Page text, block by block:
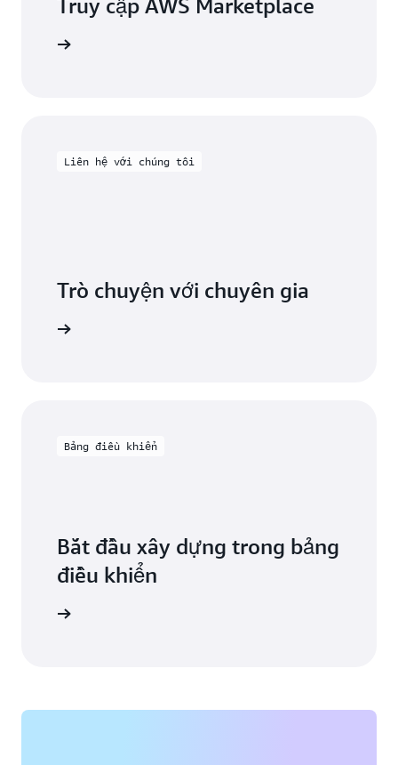
Truy cập AWS Marketplace
Liên hệ với chúng tôi
Trò chuyện với chuyên gia
Bảng điều khiển
Bắt đầu xây dựng trong bảng
điều khiển